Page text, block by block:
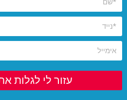
עזור לי לגלות